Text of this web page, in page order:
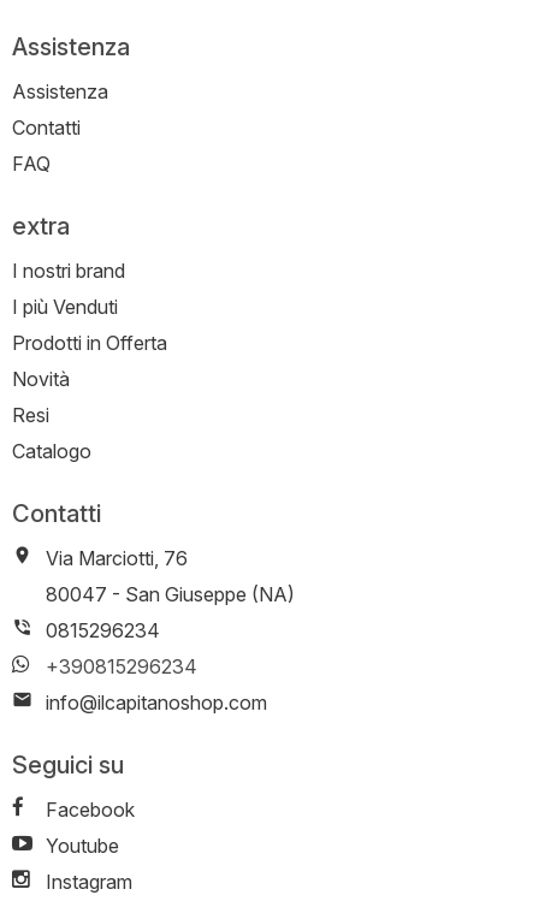
Assistenza
Assistenza
Contatti
FAQ
extra
I nostri brand
I più Venduti
Prodotti in Offerta
Novità
Resi
Catalogo
Contatti
Via Marciotti, 76
-
80047 - San Giuseppe (NA)
0815296234
+390815296234
info@ilcapitanoshop.com
Seguici su
Facebook
Youtube
Instagram